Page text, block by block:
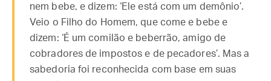
nem bebe, e dizem: ‘Ele está com um demônio’.
Veio o Filho do Homem, que come e bebe e
dizem: ‘É um comilão e beberrão, amigo de
cobradores de impostos e de pecadores’. Mas a
sabedoria foi reconhecida com base em suas